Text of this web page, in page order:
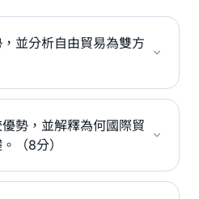
並分析自由貿易為雙方
勢，並解釋為何國際貿
（8分）